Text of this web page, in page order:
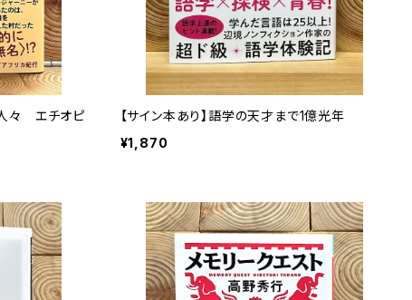
人々 エチオピ
【サイン本あり】語学の天才まで1億光年
¥1,870